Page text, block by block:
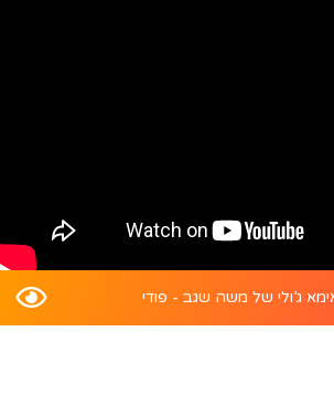
ג’ולי של משה שגב - פודי